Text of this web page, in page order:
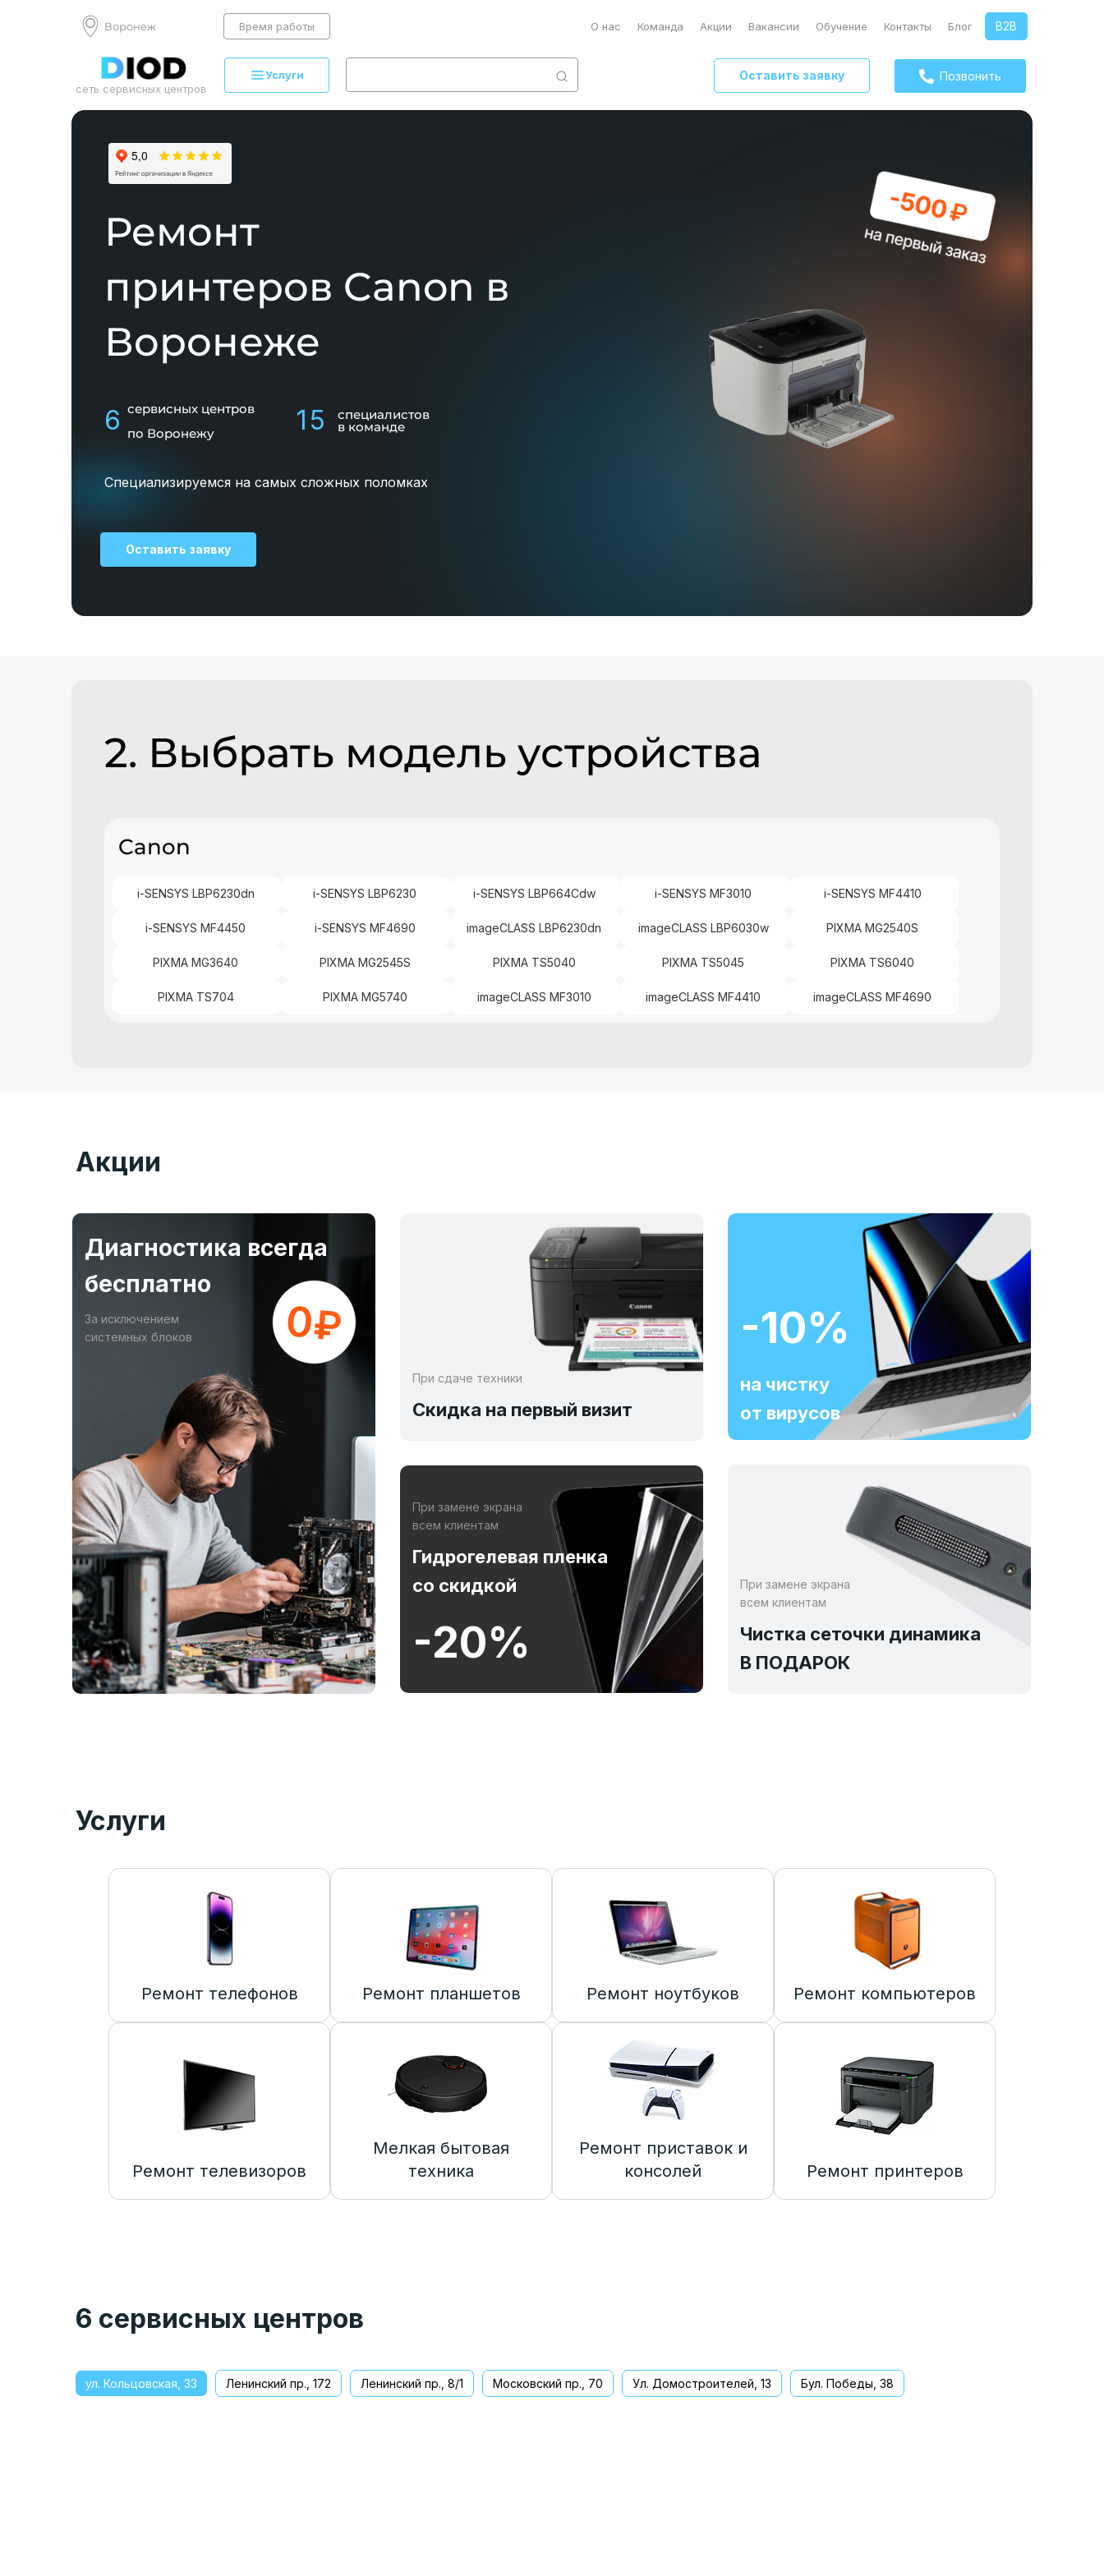
Воронеж Время работы О нас Команда Акции Вакансии Обучение Контакты Блог B2B
сеть сервисных центров
Услуги Оставить заявку Позвонить
Ремонт
принтеров Canon в
Воронеже
6 сервисных центров
по Воронежу
15 специалистов
в команде
Специализируемся на самых сложных поломках
Оставить заявку
2. Выбрать модель устройства
Canon
i-SENSYS LBP6230dn i-SENSYS LBP6230 i-SENSYS LBP664Cdw i-SENSYS MF3010 i-SENSYS MF4410
i-SENSYS MF4450 i-SENSYS MF4690 imageCLASS LBP6230dn imageCLASS LBP6030w PIXMA MG2540S
PIXMA MG3640 PIXMA MG2545S PIXMA TS5040 PIXMA TS5045 PIXMA TS6040
PIXMA TS704 PIXMA MG5740 imageCLASS MF3010 imageCLASS MF4410 imageCLASS MF4690
Акции
Диагностика всегда
бесплатно
За исключением
системных блоков
При сдаче техники
Скидка на первый визит
При замене экрана
всем клиентам
Гидрогелевая пленка
со скидкой
-20%
-10%
на чистку
от вирусов
При замене экрана
всем клиентам
Чистка сеточки динамика
В ПОДАРОК
Услуги
Ремонт телефонов Ремонт планшетов Ремонт ноутбуков Ремонт компьютеров
Ремонт телевизоров
Мелкая бытовая
техника
Ремонт приставок и
консолей
Ремонт принтеров
6 сервисных центров
ул. Кольцовская, 33 Ленинский пр., 172 Ленинский пр., 8/1 Московский пр., 70 Ул. Домостроителей, 13 Бул. Победы, 38